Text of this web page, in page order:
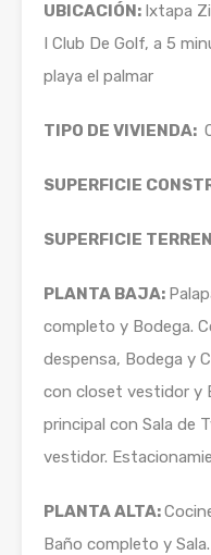
UBICACIÓN: Ixtapa
I Club De Golf, a 5
playa el palmar
TIPO DE VIVIENDA:
SUPERFICIE
SUPERFICIE
PLANTA BAJA:
completo y Bodega.
despensa, Bodega y
con closet vestidor y
principal con Sala de
vestidor.
PLANTA ALTA:
Baño completo y